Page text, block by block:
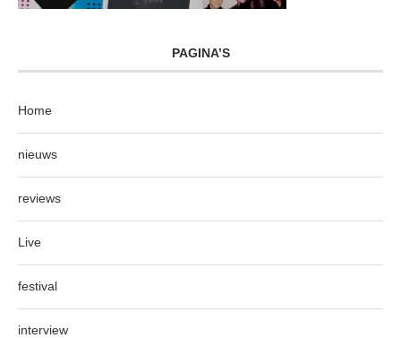
PAGINA’S
Home
nieuws
reviews
Live
festival
interview